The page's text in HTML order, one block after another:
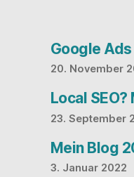
Google
20. November
Local
23. September
Mein Blog
3. Januar 2022